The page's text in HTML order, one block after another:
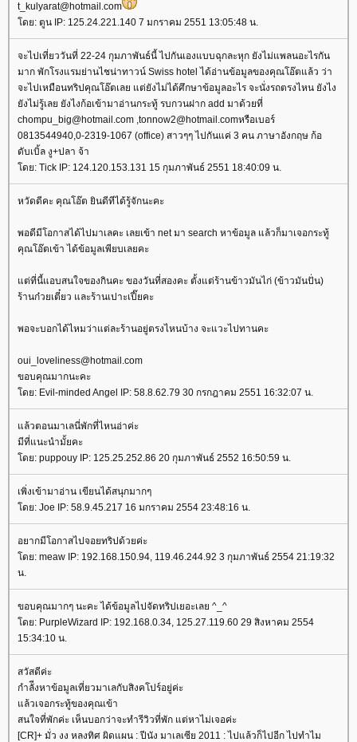
t_kulyarat@hotmail.com
ดย: ตูน IP: 125.24.221.140 7 มกราคม 2551 13:05:48 น.
จะไปเที่ยววันที่ 22-24 กุมภาพันธ์นี้ ไปกันเองแบบฉุกละหุก ยังไม่แพลนอะไรกัน
มาก พักโรงแรมย่านไชน่าทาวน์ Swiss hotel ได้อ่านข้อมูลของคุณโอ๊ตแล้ว ว่า
จะไปเหมือนทริปคุณโอ๊ตเลย แต่ยังไม่ได้ศึกษาข้อมูลอะไร จะนั่งรถตรงไหน ยังไง
ังไม่รู้เลย ยังไงก้อเข้ามาอ่านกระทู้ รบกวนฝาก add มาด้วยที่
chompu_big@hotmail.com ,tonnow2@hotmail.comหรือเบอร์
0813544940,0-2319-1067 (office) สาวๆๆ ไปกันแค่ 3 คน ภาษาอังกฤษ ก้อ
ดับเบิ้ล งู+ปลา จ้า
ดย: Tick IP: 124.120.153.131 15 กุมภาพันธ์ 2551 18:40:09 น.
หวัดดีคะ คุณโอ๊ต ยินดีทีได้รู้จักนะคะ
พอดีมีโอกาสได้ไปมาเลคะ เลยเข้า net มา search หาข้อมูล แล้วก็มาเจอกระทู้
คุณโอ๊ตเข้า ได้ข้อมูลเพียบเลยคะ
ต่ที่นี้แอบสนใจของกินคะ ของวันที่สองคะ ตั้งแต่ร้านข้าวมันไก่ (ข้าวมันปั่น)
ร้านก๋วยเตี๋ยว และร้านเปาะเปี๊ยคะ
พอจะบอกได้ไหมว่าแต่ละร้านอยู่ตรงไหนบ้าง จะแวะไปทานคะ
oui_loveliness@hotmail.com
ขอบคุณมากนะคะ
ดย: Evil-minded Angel IP: 58.8.62.79 30 กรกฎาคม 2551 16:32:07 น.
ล้วตอนมาเลนี่พักที่ไหนอ่าค่ะ
มีที่แนะนำมั้ยคะ
ดย: puppouy IP: 125.25.252.86 20 กุมภาพันธ์ 2552 16:50:59 น.
เพิ่งเข้ามาอ่าน เขียนได้สนุกมากๆ
ดย: Joe IP: 58.9.45.217 16 มกราคม 2554 23:48:16 น.
อยากมีโอกาสไปจอยทริปด้วยค่ะ
ดย: meaw IP: 192.168.150.94, 119.46.244.92 3 กุมภาพันธ์ 2554 21:19:32
น.
ขอบคุณมากๆ นะคะ ได้ข้อมูลไปจัดทริปเยอะเลย ^_^
ดย: PurpleWizard IP: 192.168.0.34, 125.27.119.60 29 สิงหาคม 2554
15:34:10 น.
สวัสดีค่ะ
กำลัีงหาข้อมูลเที่ยวมาเลกับสิงคโปร์อยู่ค่ะ
ล้วเจอกระทู้ของคุณเข้า
สนใจที่พักค่ะ เห็นบอกว่าจะทำรีวิวที่พัก แต่หาไม่เจอค่ะ
[CR]+ มั่ว งง หลงทิศ ผิดแผน : ปีนัง มาเลเซีย 2011 : ไปแล้วก็ไปอีก ไปทำไม